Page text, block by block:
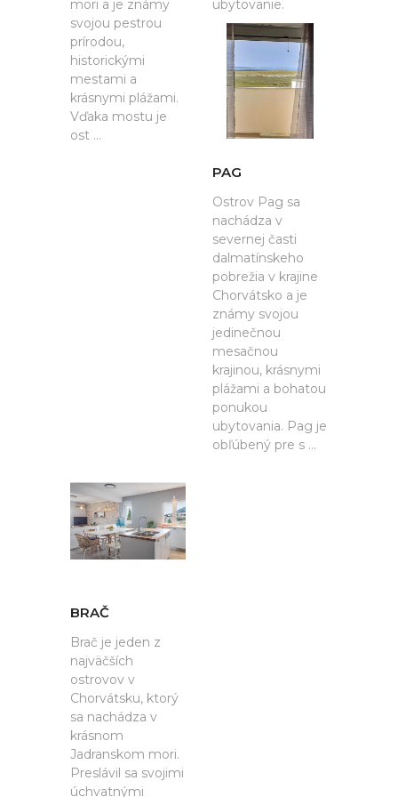
mori a je známy
svojou pestrou
prírodou,
historickými
mestami a
krásnymi plážami.
Vďaka mostu je
ost ...
ubytovanie.
PAG
Ostrov Pag sa
nachádza v
severnej časti
dalmatínskeho
pobrežia v krajine
Chorvátsko a je
známy svojou
jedinečnou
mesačnou
krajinou, krásnymi
plážami a bohatou
ponukou
ubytovania. Pag je
obľúbený pre s ...
BRAČ
Brač je jeden z
najväčších
ostrovov v
Chorvátsku, ktorý
sa nachádza v
krásnom
Jadranskom mori.
Preslávil sa svojimi
úchvatnými